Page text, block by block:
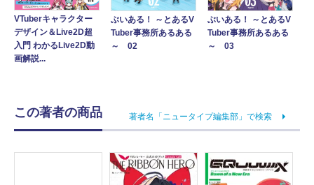
VTuberキャラクター
デザイン＆Live2D超
入門 わかるLive2D動
画解説...
ぶいある！ ～とあるV
Tuber事務所あるある
～ 02
ぶいある！ ～とあるV
Tuber事務所あるある
～ 03
この著者の商品 著者名「ニュータイプ編集部」で検索